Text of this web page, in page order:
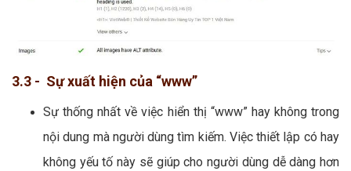
3.3 - Sự xuất hiện của “www”
Sự thống nhất về việc hiển thị “www” hay không trong
nội dung mà người dùng tìm kiếm. Việc thiết lập có hay
không yếu tố này sẽ giúp cho người dùng dễ dàng hơn